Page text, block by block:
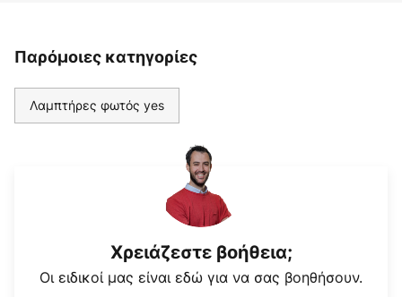
Παρόμοιες κατηγορίες
Λαμπτήρες φωτός yes
Χρειάζεστε βοήθεια;
Οι ειδικοί μας είναι εδώ για να σας βοηθήσουν.